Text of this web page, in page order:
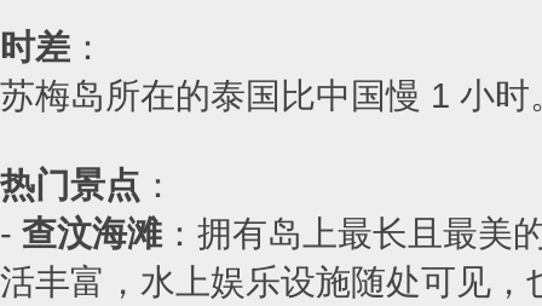
时差 ：
苏梅岛所在的泰国比中国慢 1 小时
热门景点 ：
- 查汶海滩 ：拥有岛上最长且最美
活丰富，水上娱乐设施随处可见，